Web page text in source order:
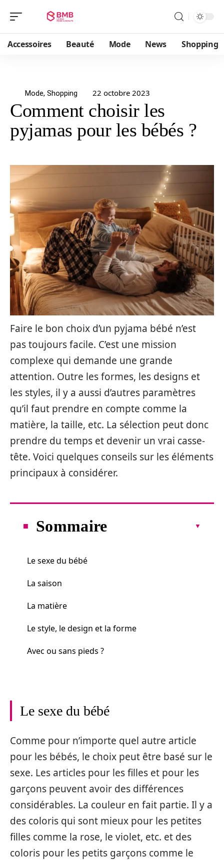
Accessoires Beauté Mode News Shopping
Mode, Shopping 22 octobre 2023
Comment choisir les
pyjamas pour les bébés ?
Faire le bon choix d’un pyjama bébé n’est
pas toujours facile. C’est une mission
complexe qui demande une grande
attention. Outre les formes, les designs et
les styles, il y a aussi d’autres paramètres
qu’il faut prendre en compte comme la
matière, la taille, etc. La sélection peut donc
prendre du temps et devenir un vrai casse-
tête. Voici quelques conseils sur les éléments
principaux à considérer.
Sommaire
Le sexe du bébé
La saison
La matière
Le style, le design et la forme
Avec ou sans pieds ?
Le sexe du bébé
Comme pour n’importe quel autre article
pour les bébés, le choix peut être basé sur le
sexe. Les articles pour les filles et pour les
garçons peuvent avoir des différences
considérables. La couleur en fait partie. Il y a
des coloris qui sont mieux pour les petites
filles comme la rose, le violet, etc. et des
coloris pour les petits garçons comme le